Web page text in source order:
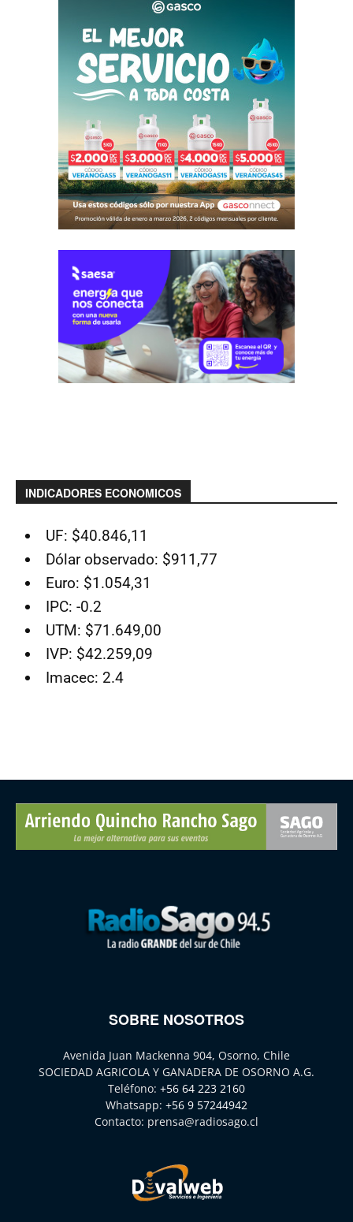
INDICADORES ECONOMICOS
UF: $40.846,11
Dólar observado: $911,77
Euro: $1.054,31
IPC: -0.2
UTM: $71.649,00
IVP: $42.259,09
Imacec: 2.4
SOBRE NOSOTROS
Avenida Juan Mackenna 904, Osorno, Chile
SOCIEDAD AGRICOLA Y GANADERA DE OSORNO A.G.
Teléfono: +56 64 223 2160
Whatsapp: +56 9 57244942
Contacto: prensa@radiosago.cl